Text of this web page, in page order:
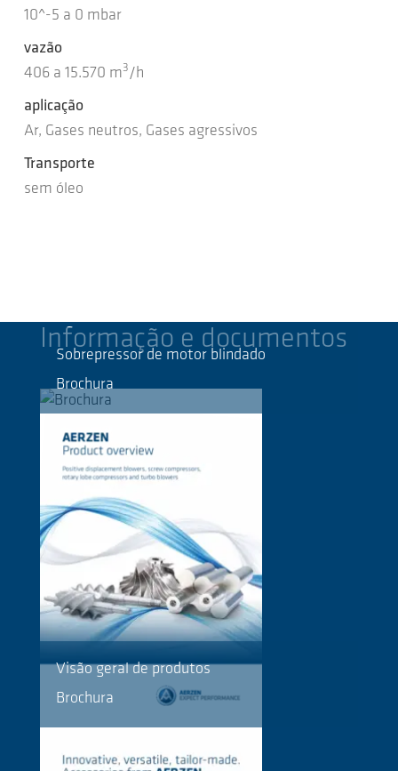
10^-5 a 0 mbar
vazão
406 a 15.570 m3 /h
aplicação
Ar, Gases neutros, Gases agressivos
Transporte
sem óleo
Informação e documentos
Sobrepressor de motor blindado
Brochura
Visão geral de produtos
Brochura